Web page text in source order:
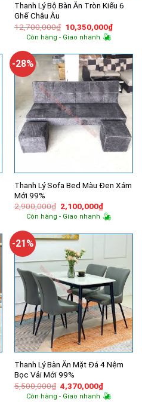
Thanh Lý Bộ Bàn Ăn Tròn Kiểu 6
Ghế Châu Âu
12,700,000₫ Giá
gốc
là:
10,350,000₫Giá
hiện
Còn hàng - Giao nhanh
-28%
Thanh Lý Sofa Bed Màu Đen Xám
Mới 99%
2,900,000₫ Giá
gốc
là:
2,100,000₫Giá
hiện
tại
Còn hàng - Giao nhanh
-21%
Thanh Lý Bàn Ăn Mặt Đá 4 Nệm
Bọc Vải Mới 99%
5,500,000₫ Giá
gốc
4,370,000₫Giá
hiện
Còn hàng - Giao nhanh